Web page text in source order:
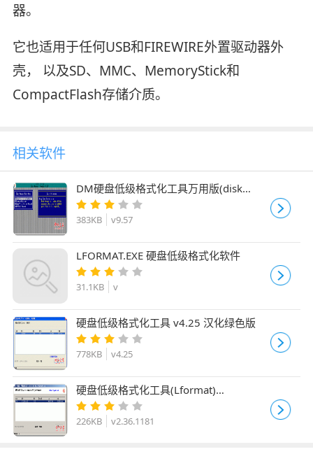
器。
它也适用于任何USB和FIREWIRE外置驱动器外
壳， 以及SD、MMC、MemoryStick和
CompactFlash存储介质。
相关软件
DM硬盘低级格式化工具万用版(disk
manager version) v9.57 绿色免费中文版
383KB v9.57
LFORMAT.EXE 硬盘低级格式化软件
31.1KB v
硬盘低级格式化工具 v4.25 汉化绿色版
778KB v4.25
硬盘低级格式化工具(Lformat)
v2.36.1181 汉化绿色版
226KB v2.36.1181